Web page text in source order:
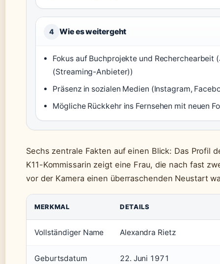
4 Wie es weitergeht
Fokus auf Buchprojekte und Recherchearbeit
(Streaming-Anbieter))
Präsenz in sozialen Medien (Instagram,
Mögliche Rückkehr ins Fernsehen mit neuen
Sechs zentrale Fakten auf einen Blick: Das Profil
K11-Kommissarin zeigt eine Frau, die nach fast
vor der Kamera einen überraschenden Neustart
MERKMAL DETAILS
Vollständiger Name Alexandra Rietz
Geburtsdatum 22. Juni 1971